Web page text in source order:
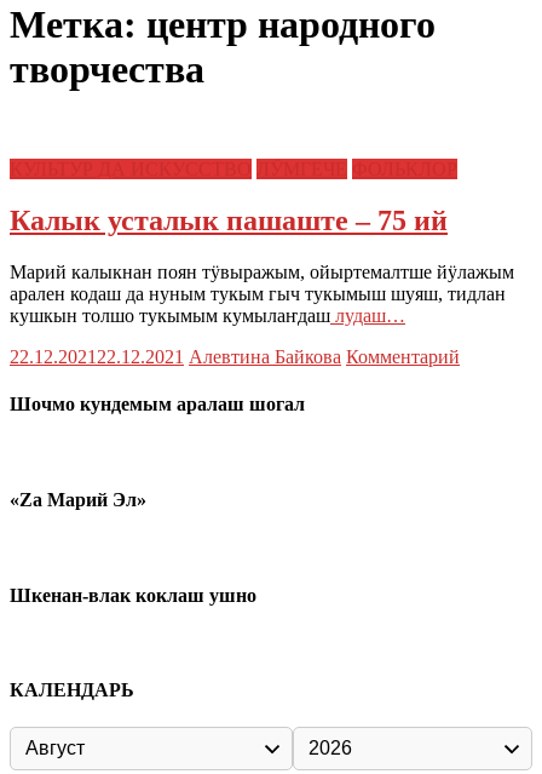
Метка: центр народного
творчества
Калык усталык пашаште – 75 ий
Марий калыкнан поян тӱвыражым, ойыртемалтше йӱлажым
арален кодаш да нуным тукым гыч тукымыш шуяш, тидлан
кушкын толшо тукымым кумылаҥдаш лудаш…
22.12.2021 22.12.2021 Алевтина Байкова Комментарий
Шочмо кундемым аралаш шогал
«Zа Марий Эл»
Шкенан-влак коклаш ушно
КАЛЕНДАРЬ